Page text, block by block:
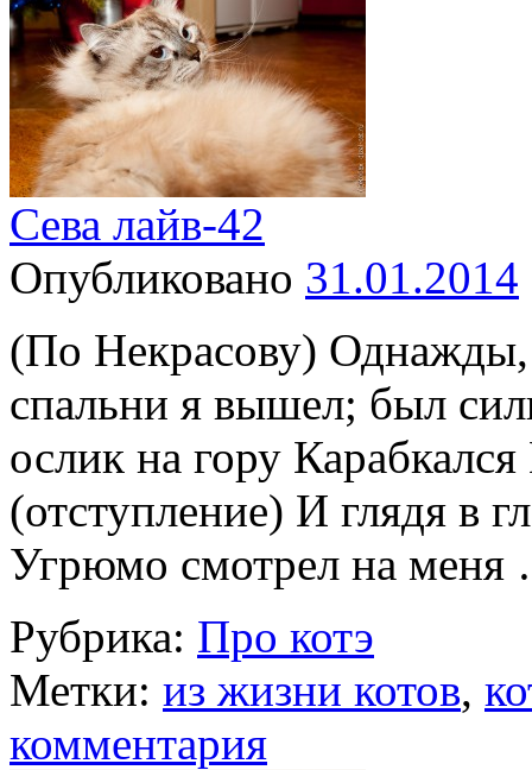
Сева лайв-42
Опубликовано 31.01.2014
(По Некрасову)
спальни я вышел; был
ослик на гору
(отступление) И глядя в
Угрюмо смотрел на
Рубрика: Про котэ
Метки: из жизни котов,
комментария